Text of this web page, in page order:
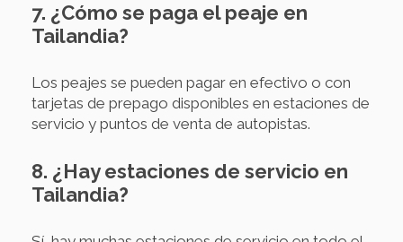
7. ¿Cómo se paga el peaje en
Tailandia?
Los peajes se pueden pagar en efectivo o con
tarjetas de prepago disponibles en estaciones de
servicio y puntos de venta de autopistas.
8. ¿Hay estaciones de servicio en
Tailandia?